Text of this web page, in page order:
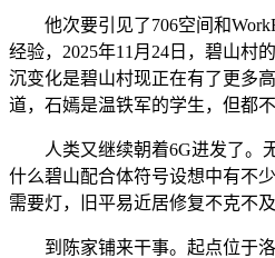
他次要引见了706空间和
经验，2025年11月24日，碧山村
沉变化是碧山村现正在有了更多
道，石嫣是温铁军的学生，但都
人类又继续朝着6G进发了。
什么碧山配合体符号设想中有不
需要灯，旧平易近居修复不克不及
到陈家铺来干事。起点位于洛